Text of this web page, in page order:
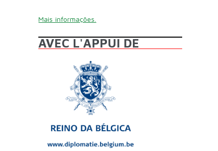
Mais informações.
AVEC L'APPUI DE